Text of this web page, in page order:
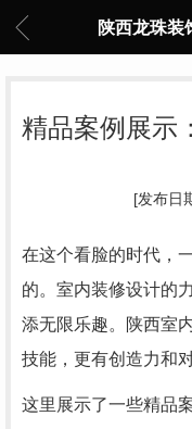
陕西龙珠装
精品案例展示
[发布日
在这个看脸的时代，
的。室内装修设计的
添无限乐趣。陕西室
技能，更有创造力和
这里展示了一些精品